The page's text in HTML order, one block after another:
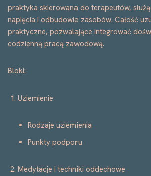
praktyka skierowana do terapeutów,
napięcia i odbudowie zasobów. Całość
praktyczne, pozwalające integrować
codzienną pracą zawodową.
Bloki:
Uziemienie
Rodzaje uziemienia
Punkty podporu
Medytacje i techniki oddechowe